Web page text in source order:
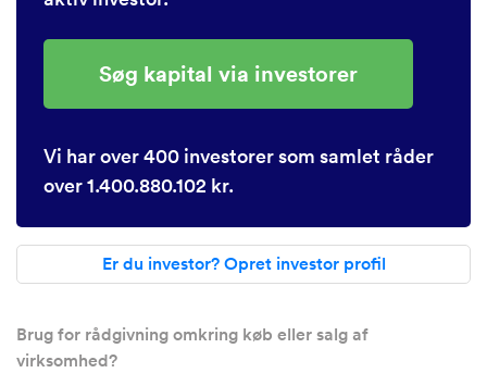
Søg kapital via investorer
Vi har over 400 investorer som samlet råder
over 1.400.880.102 kr.
Er du investor? Opret investor profil
Brug for rådgivning omkring køb eller salg af
virksomhed?